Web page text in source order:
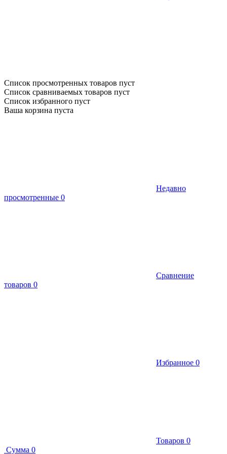
Список просмотренных товаров пуст
Список сравниваемых товаров пуст
Список избранного пуст
Ваша корзина пуста
Недавно
просмотренные 0
Сравнение
товаров 0
Избранное 0
Товаров 0
Сумма 0